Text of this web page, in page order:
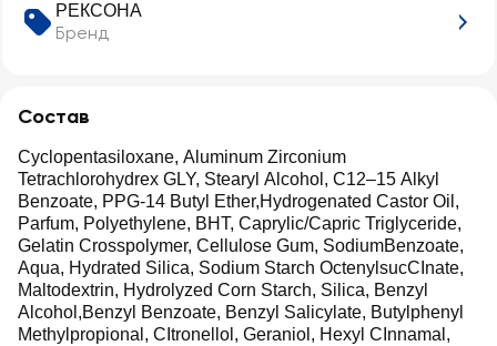
РЕКСОНА
Бренд
Состав
Cyclopentasiloxane, Aluminum Zirconium
Tetrachlorohydrex GLY, Stearyl Alcohol, C12–15 Alkyl
Benzoate, PPG-14 Butyl Ether,Hydrogenated Castor Oil,
Parfum, Polyethylene, BHT, Caprylic/Capric Triglyceride,
Gelatin Crosspolymer, Cellulose Gum, SodiumBenzoate,
Aqua, Hydrated Silica, Sodium Starch OctenylsucCInate,
Maltodextrin, Hydrolyzed Corn Starch, Silica, Benzyl
Alcohol,Benzyl Benzoate, Benzyl Salicylate, Butylphenyl
Methylpropional, CItronellol, Geraniol, Hexyl CInnamal,